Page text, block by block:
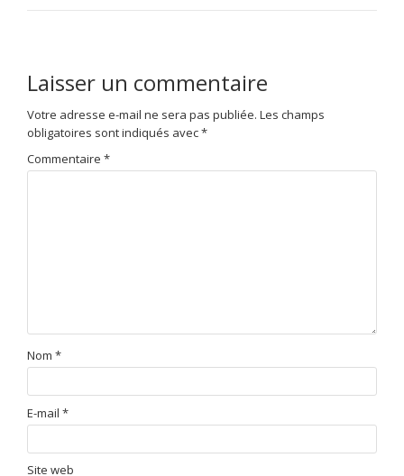
Laisser un commentaire
Votre adresse e-mail ne sera pas publiée. Les champs
obligatoires sont indiqués avec*
Commentaire *
Nom *
E-mail *
Site web